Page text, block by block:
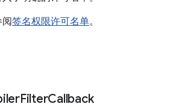
签名权限许可名单。
FilterCallback